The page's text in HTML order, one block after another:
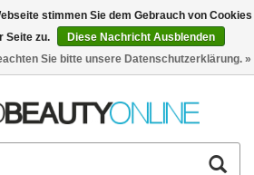
Deutsch €
stimmen Sie dem Gebrauch von Cookies
Seite zu.
Diese Nachricht Ausblenden
Sie bitte unsere Datenschutzerklärung. »